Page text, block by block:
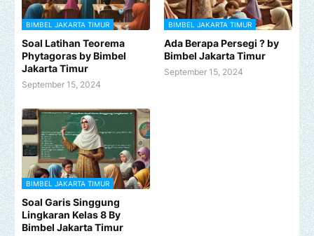
BIMBEL JAKARTA TIMUR
Soal Latihan Teorema
Phytagoras by Bimbel
Jakarta Timur
September 15, 2024
BIMBEL JAKARTA TIMUR
Ada Berapa Persegi ? by
Bimbel Jakarta Timur
September 15, 2024
BIMBEL JAKARTA TIMUR
Soal Garis Singgung
Lingkaran Kelas 8 By
Bimbel Jakarta Timur